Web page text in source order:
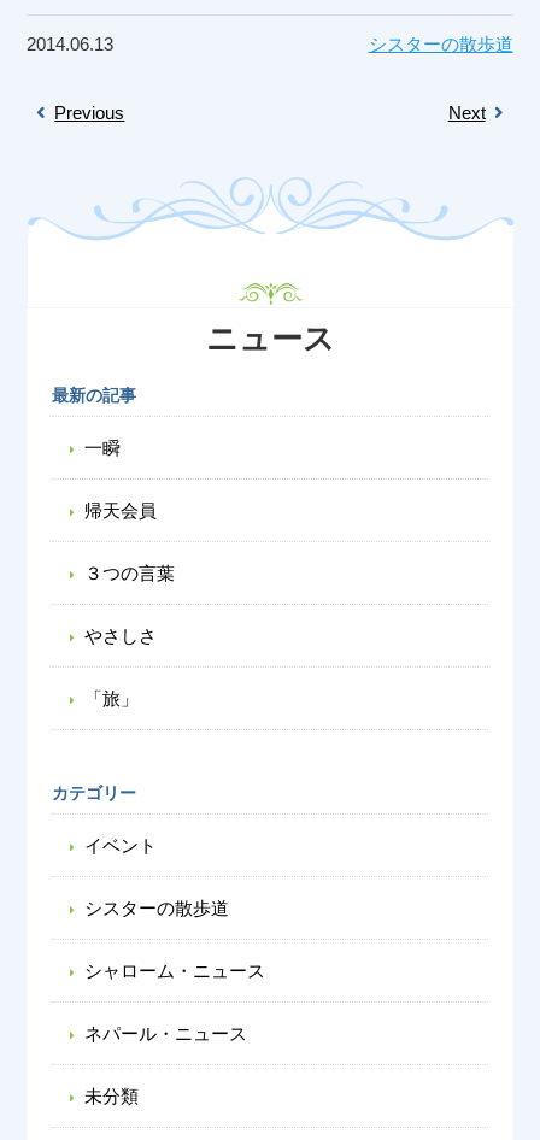
2014.06.13 シスターの散歩道
Previous Next
ニュース
最新の記事
一瞬
帰天会員
３つの言葉
やさしさ
「旅」
カテゴリー
イベント
シスターの散歩道
シャローム・ニュース
ネパール・ニュース
未分類